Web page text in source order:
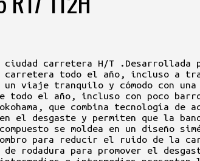
carretera H/T .Desarrollada
carretera todo el año, incluso a
un viaje tranquilo y cómodo con
el año, incluso con poco
que combina tecnología
el desgaste y permiten que la
se moldea en un diseño
para reducir el ruido de la
para promover el